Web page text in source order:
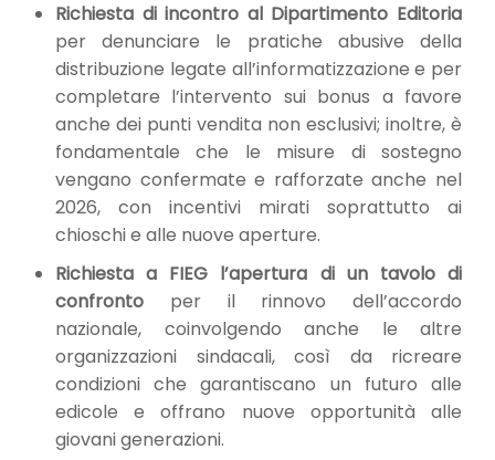
Richiesta di incontro al Dipartimento Editoria
per denunciare le pratiche abusive della
distribuzione legate all’informatizzazione e per
completare l’intervento sui bonus a favore
anche dei punti vendita non esclusivi; inoltre, è
fondamentale che le misure di sostegno
vengano confermate e rafforzate anche nel
2026, con incentivi mirati soprattutto ai
chioschi e alle nuove aperture.
Richiesta a FIEG l’apertura di un tavolo di
confronto per il rinnovo dell’accordo
nazionale, coinvolgendo anche le altre
organizzazioni sindacali, così da ricreare
condizioni che garantiscano un futuro alle
edicole e offrano nuove opportunità alle
giovani generazioni.